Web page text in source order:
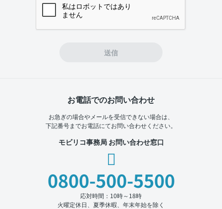
送信
お電話でのお問い合わせ
お急ぎの場合やメールを受信できない場合は、
下記番号までお電話にてお問い合わせください。
モビリコ事務局 お問い合わせ窓口
0800-500-5500
応対時間：10時～18時
火曜定休日、夏季休暇、年末年始を除く